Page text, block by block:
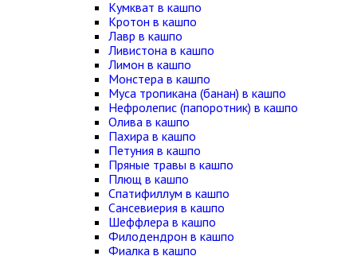
Кумкват в кашпо
Кротон в кашпо
Лавр в кашпо
Ливистона в кашпо
Лимон в кашпо
Монстера в кашпо
Муса тропикана (банан) в кашпо
Нефролепис (папоротник) в кашпо
Олива в кашпо
Пахира в кашпо
Петуния в кашпо
Пряные травы в кашпо
Плющ в кашпо
Спатифиллум в кашпо
Сансевиерия в кашпо
Шеффлера в кашпо
Филодендрон в кашпо
Фиалка в кашпо